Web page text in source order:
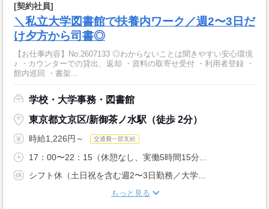
[契約社員]
＼私立大学図書館で扶養内ワーク／週2〜3日だ
け夕方から司書◎
【お仕事内容】No.2607133 ◎わからないことは聞きやすい安心環境
♪ ・カウンターでの貸出、返却 ・資料の取寄せ受付 ・利用者登録 ・
館内巡回 ・書架...
学校・大学事務・図書館
東京都文京区/新御茶ノ水駅（徒歩 2分）
時給1,226円～ 交通費一部支給
17：00〜22：15（休憩なし、実働5時間15分...
シフト休（土日祝を含む週2〜3日勤務／大学...
もっと見る